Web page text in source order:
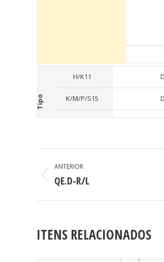
Tipo
H/K11
K/M/P/S15
PROJECT
NAVIGATION
ANTERIOR
Previous
QE.D-R/L
ITENS RELACIONADOS